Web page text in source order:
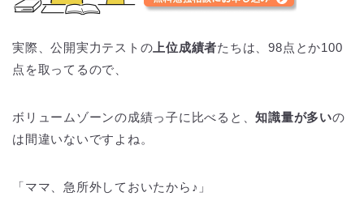
実際、公開実力テストの 上位成績者たちは、98点とか100
点を取ってるので、
ボリュームゾーンの成績っ子に比べると、知識量が多いの
は間違いないですよね。
「ママ、急所外しておいたから♪」